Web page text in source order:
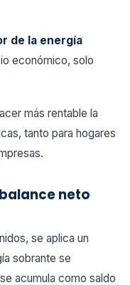
de la energía
económico, solo
más rentable la
tanto para hogares
neto
se aplica un
sobrante se
acumula como saldo